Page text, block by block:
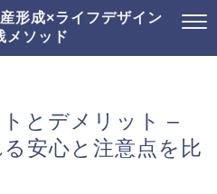
形成×ライフデザイン
メソッド
とデメリット –
安心と注意点を比